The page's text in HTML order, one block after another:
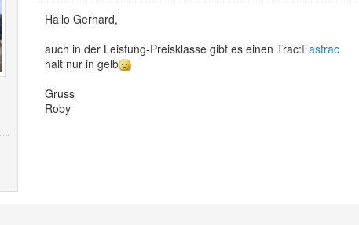
Hallo Gerhard,
auch in der Leistung-Preisklasse gibt es einen Trac:Fastrac
halt nur in gelb
Gruss
Roby